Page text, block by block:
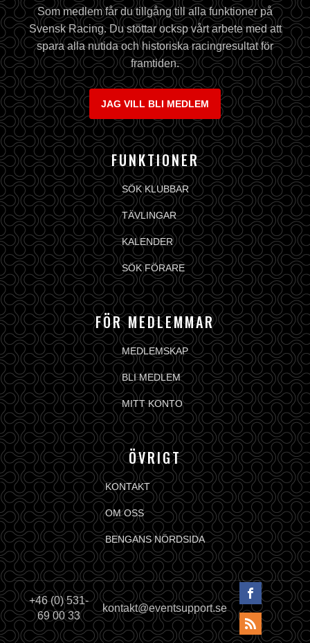
Som medlem får du tillgång till alla funktioner på
Svensk Racing. Du stöttar ocksp vårt arbete med att
spara alla nutida och historiska racingresultat för
framtiden.
JAG VILL BLI MEDLEM
FUNKTIONER
SÖK KLUBBAR
TÄVLINGAR
KALENDER
SÖK FÖRARE
FÖR MEDLEMMAR
MEDLEMSKAP
BLI MEDLEM
MITT KONTO
ÖVRIGT
KONTAKT
OM OSS
BENGANS NÖRDSIDA
+46 (0) 531-
69 00 33
kontakt@eventsupport.se